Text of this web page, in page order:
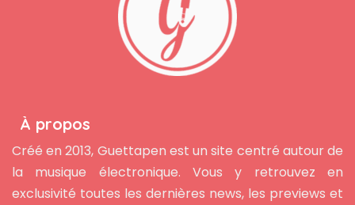
À propos
Créé en 2013, Guettapen est un site centré autour de
la musique électronique. Vous y retrouvez en
exclusivité toutes les dernières news, les previews et